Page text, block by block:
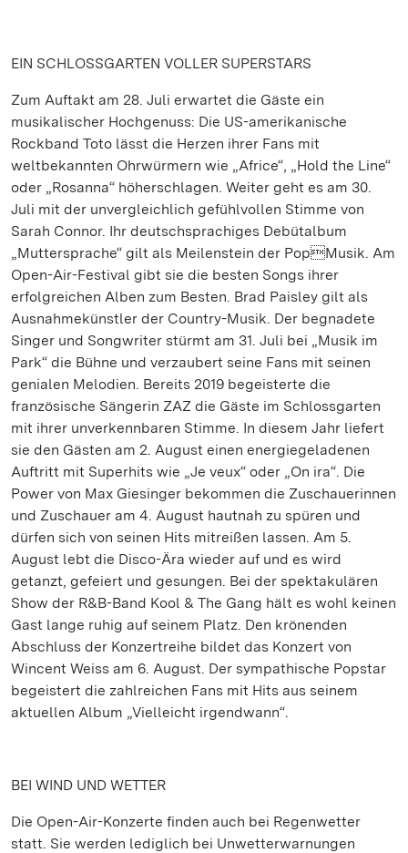
EIN SCHLOSSGARTEN VOLLER SUPERSTARS
Zum Auftakt am 28. Juli erwartet die Gäste ein
musikalischer Hochgenuss: Die US-amerikanische
Rockband Toto lässt die Herzen ihrer Fans mit
weltbekannten Ohrwürmern wie „Africe“, „Hold the Line“
oder „Rosanna“ höherschlagen. Weiter geht es am 30.
Juli mit der unvergleichlich gefühlvollen Stimme von
Sarah Connor. Ihr deutschsprachiges Debütalbum
„Muttersprache“ gilt als Meilenstein der PopMusik. Am
Open-Air-Festival gibt sie die besten Songs ihrer
erfolgreichen Alben zum Besten. Brad Paisley gilt als
Ausnahmekünstler der Country-Musik. Der begnadete
Singer und Songwriter stürmt am 31. Juli bei „Musik im
Park“ die Bühne und verzaubert seine Fans mit seinen
genialen Melodien. Bereits 2019 begeisterte die
französische Sängerin ZAZ die Gäste im Schlossgarten
mit ihrer unverkennbaren Stimme. In diesem Jahr liefert
sie den Gästen am 2. August einen energiegeladenen
Auftritt mit Superhits wie „Je veux“ oder „On ira“. Die
Power von Max Giesinger bekommen die Zuschauerinnen
und Zuschauer am 4. August hautnah zu spüren und
dürfen sich von seinen Hits mitreißen lassen. Am 5.
August lebt die Disco-Ära wieder auf und es wird
getanzt, gefeiert und gesungen. Bei der spektakulären
Show der R&B-Band Kool & The Gang hält es wohl keinen
Gast lange ruhig auf seinem Platz. Den krönenden
Abschluss der Konzertreihe bildet das Konzert von
Wincent Weiss am 6. August. Der sympathische Popstar
begeistert die zahlreichen Fans mit Hits aus seinem
aktuellen Album „Vielleicht irgendwann“.
BEI WIND UND WETTER
Die Open-Air-Konzerte finden auch bei Regenwetter
statt. Sie werden lediglich bei Unwetterwarnungen